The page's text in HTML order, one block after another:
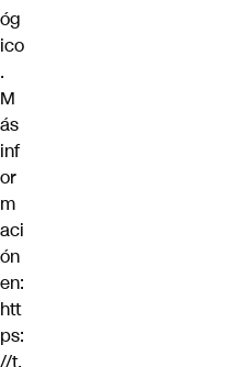
óg
ico
.
M
ás
inf
or
m
aci
ón
en:
htt
ps:
//t.